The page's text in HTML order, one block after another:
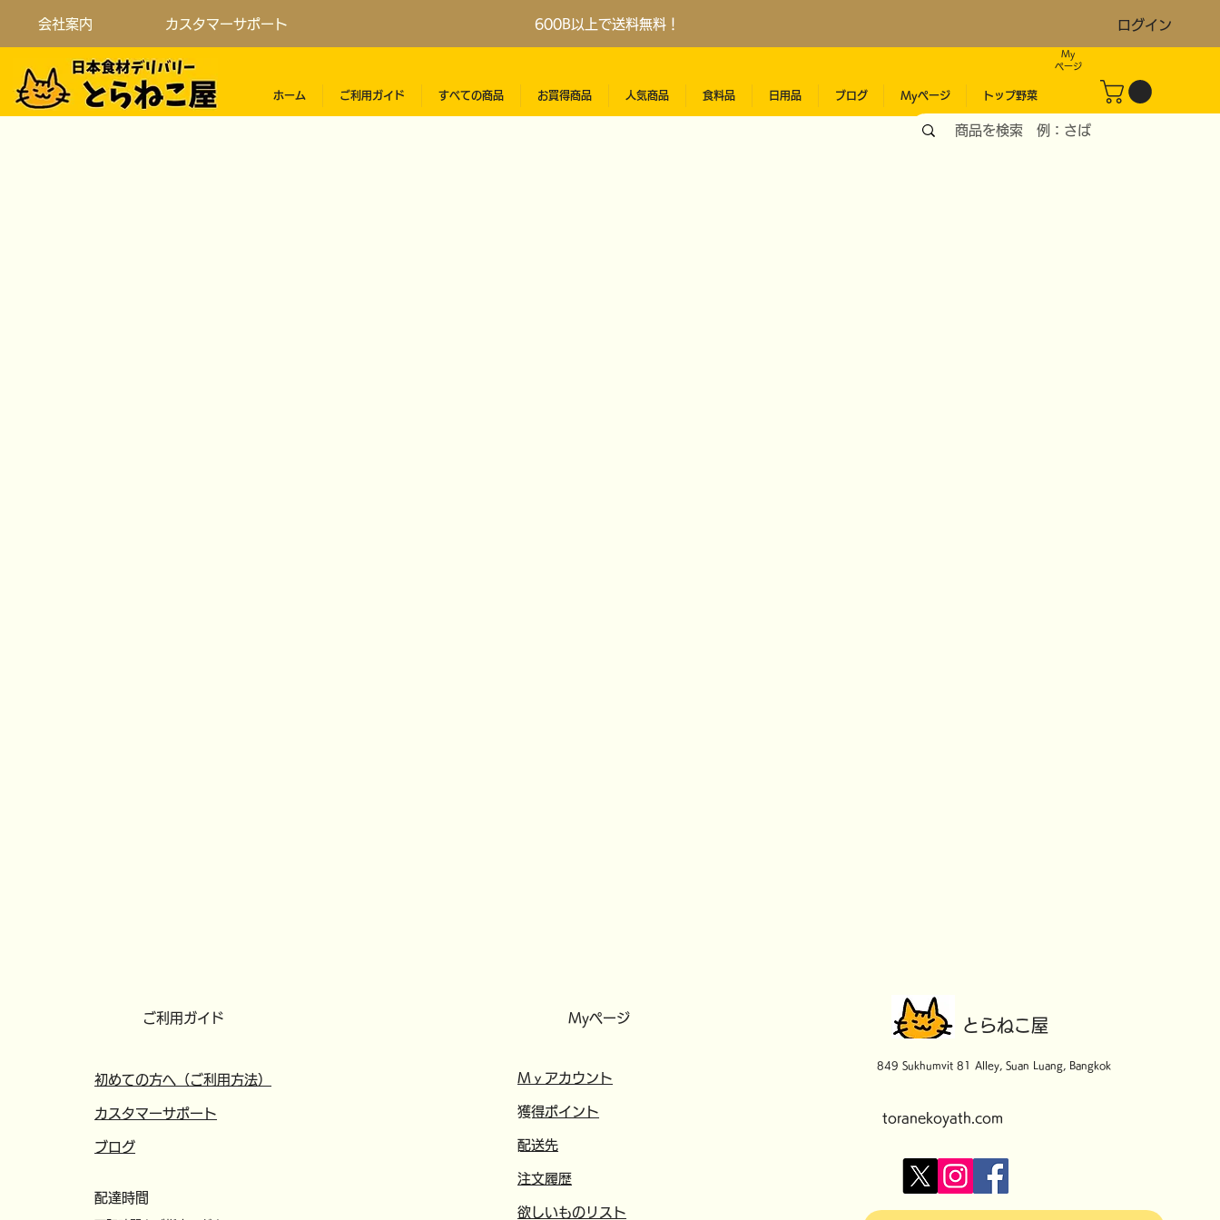
会社案内 カスタマーサポート 600B以上で送料無料！ ログイン
My
​ページ
ホーム ご利用ガイド すべての商品 お買得商品 人気商品 食料品 日用品 ブログ Myページ トップ野菜
ご利用ガイド
初めての方へ（ご利用方法）
カスタマーサポート
​ブログ
配達時間
Myページ
​​Mｙアカウント
​獲得ポイント
​配送先
注文履歴
欲しいものリスト
​とらねこ屋
849 Sukhumvit 81 Alley, Suan Luang, Bangkok
toranekoyath.com